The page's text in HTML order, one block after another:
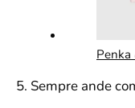
Penka
5. Sempre ande